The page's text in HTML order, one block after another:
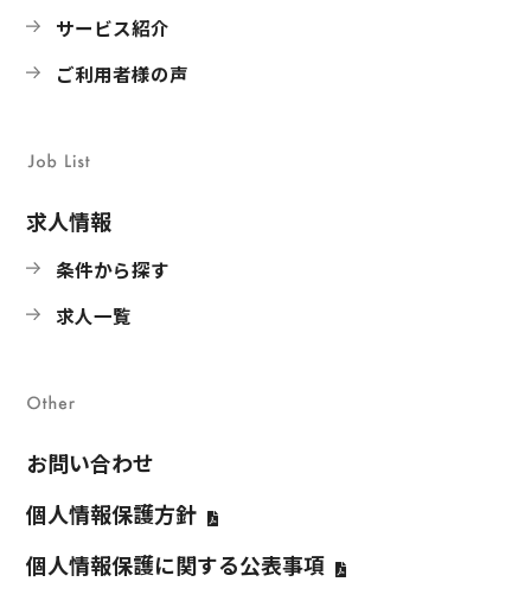
サービス紹介
ご利用者様の声
求人情報
条件から探す
求人一覧
お問い合わせ
個人情報保護方針
個人情報保護に関する公表事項